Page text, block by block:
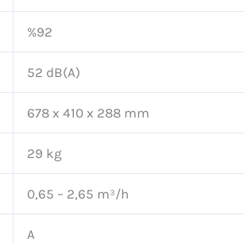
%92
52 dB(A)
678 x 410 x 288 mm
29 kg
0,65 – 2,65 m³/h
A